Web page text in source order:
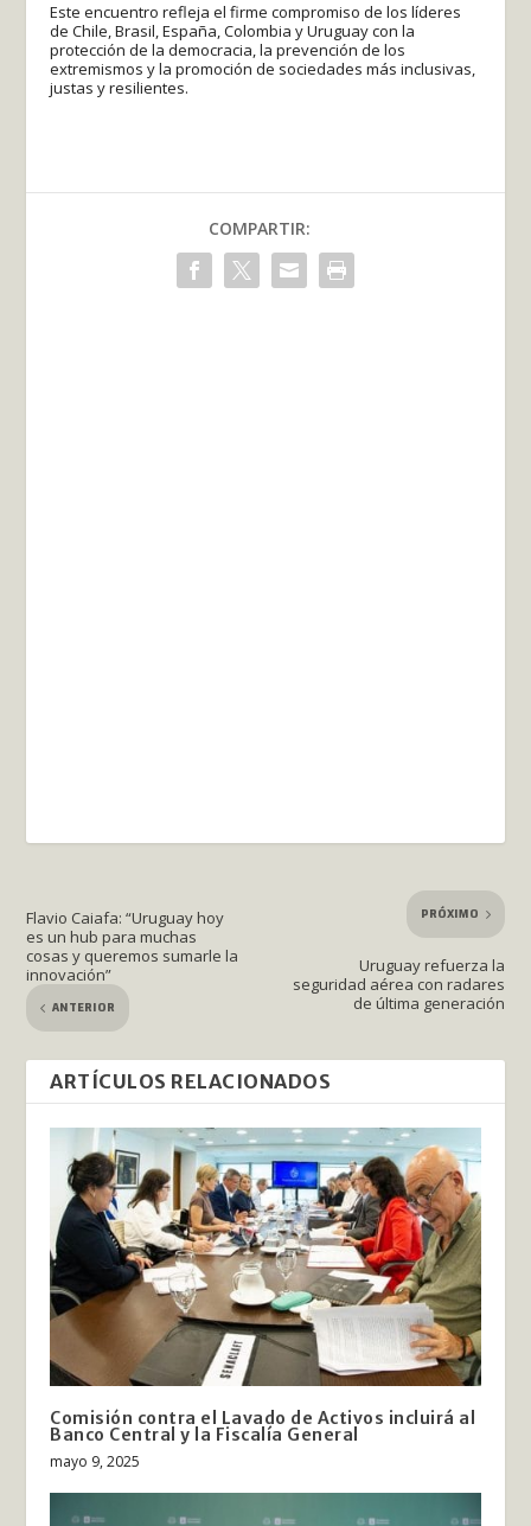
Este encuentro refleja el firme compromiso de los líderes
de Chile, Brasil, España, Colombia y Uruguay con la
protección de la democracia, la prevención de los
extremismos y la promoción de sociedades más inclusivas,
justas y resilientes.
COMPARTIR:
Flavio Caiafa: “Uruguay hoy
es un hub para muchas
cosas y queremos sumarle la
innovación”
ANTERIOR
PRÓXIMO
Uruguay refuerza la
seguridad aérea con radares
de última generación
ARTÍCULOS RELACIONADOS
Comisión contra el Lavado de Activos incluirá al
Banco Central y la Fiscalía General
mayo 9, 2025